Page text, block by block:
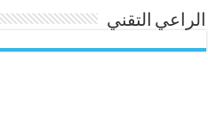
الراعي التقني